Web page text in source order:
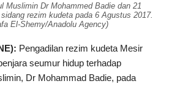
Muslimin Dr Mohammed Badie dan 21
sidang rezim kudeta pada 6 Agustus 2017.
El-Shemy/Anadolu Agency)
Pengadilan rezim kudeta Mesir
seumur hidup terhadap
Dr Mohammad Badie, pada